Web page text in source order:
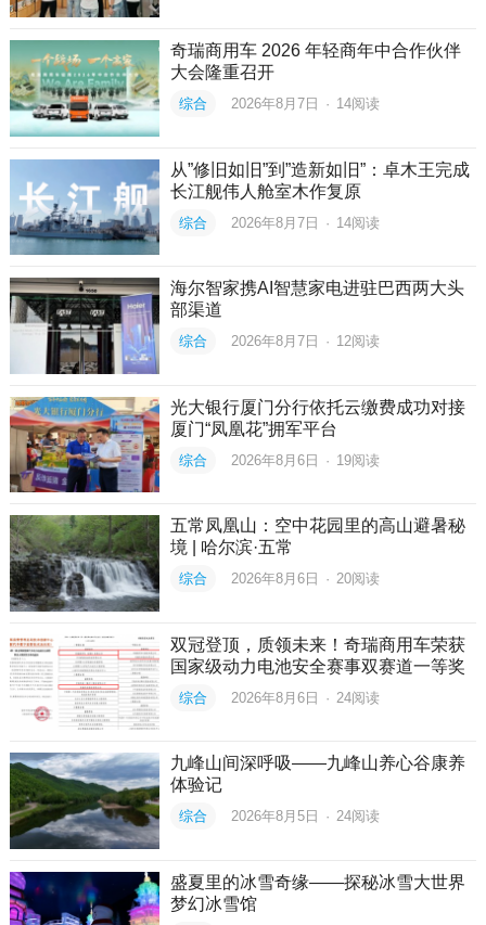
奇瑞商用车 2026 年轻商年中合作伙伴
大会隆重召开
综合 2026年8月7日 · 14阅读
从”修旧如旧”到”造新如旧”：卓木王完成
长江舰伟人舱室木作复原
综合 2026年8月7日 · 14阅读
海尔智家携AI智慧家电进驻巴西两大头
部渠道
综合 2026年8月7日 · 12阅读
光大银行厦门分行依托云缴费成功对接
厦门“凤凰花”拥军平台
综合 2026年8月6日 · 19阅读
五常凤凰山：空中花园里的高山避暑秘
境 | 哈尔滨·五常
综合 2026年8月6日 · 20阅读
双冠登顶，质领未来！奇瑞商用车荣获
国家级动力电池安全赛事双赛道一等奖
综合 2026年8月6日 · 24阅读
九峰山间深呼吸——九峰山养心谷康养
体验记
综合 2026年8月5日 · 24阅读
盛夏里的冰雪奇缘——探秘冰雪大世界
梦幻冰雪馆